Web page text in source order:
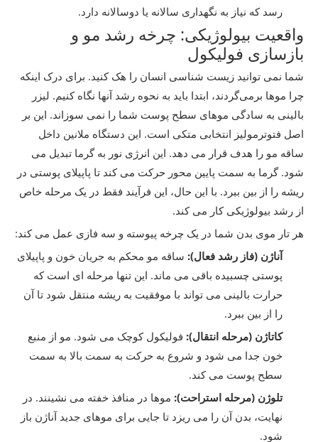
رسد که نیاز به نگهداری سالانه یا دوسالانه دارد.
واقعیت بیولوژیکی: چرخه رشد مو و
بازسازی فولیکول
شما نمی توانید زیست شناسی انسان را هک کنید. برای درک اینکه
چرا موها برمی‌گردند، ابتدا باید به نحوه رشد آنها نگاه کنیم. لیزر
بالینی به سادگی موهای سطح پوست شما را نمی سوزاند. این بر
اصل فتوترمولیز انتخابی متکی است. این دستگاه ملانین داخل
ساقه مو را هدف قرار می دهد. این انرژی نور به گرما تبدیل می
شود. گرما به سمت پایین محور حرکت می کند تا پاپیلای پوستی در
ریشه را از بین ببرد. با این حال، این فرآیند فقط در یک مرحله خاص
از رشد بیولوژیکی کار می کند.
هر تار موی بدن شما در یک چرخه پیوسته و سه فازی عمل می کند:
آناژن (فاز رشد فعال): ساقه مو محکم به جریان خون و پاپیلای
پوستی چسبیده باقی می ماند. این تنها مرحله ای است که
حرارت بالینی می تواند با موفقیت به ریشه منتقل شود تا آن
را از بین ببرد.
کاتاژن (مرحله انتقال): فولیکول کوچک می شود. مو از منبع
خون جدا می شود و شروع به حرکت به سمت بالا به سمت
سطح پوست می کند.
تلوژن (مرحله استراحت): موها در منافذ خفته می نشینند. در
نهایت، بدن آن را می ریزد تا جایی برای موهای جدید آناژن باز
شود.